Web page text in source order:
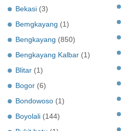
Bekasi (3)
Bemgkayang (1)
Bengkayang (850)
Bengkayang Kalbar (1)
Blitar (1)
Bogor (6)
Bondowoso (1)
Boyolali (144)